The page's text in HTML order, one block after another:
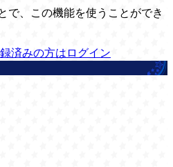
で、この機能を使うことができ
済みの方はログイン